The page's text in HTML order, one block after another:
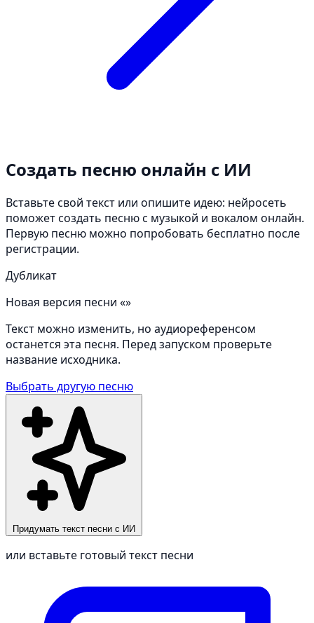
Создать песню онлайн с ИИ
Вставьте свой текст или опишите идею: нейросеть
поможет создать песню с музыкой и вокалом онлайн.
Первую песню можно попробовать бесплатно после
регистрации.
Дубликат
Новая версия песни «»
Текст можно изменить, но аудиореференсом
останется эта песня. Перед запуском проверьте
название исходника.
Выбрать другую песню
Придумать текст песни с ИИ
или вставьте готовый текст песни